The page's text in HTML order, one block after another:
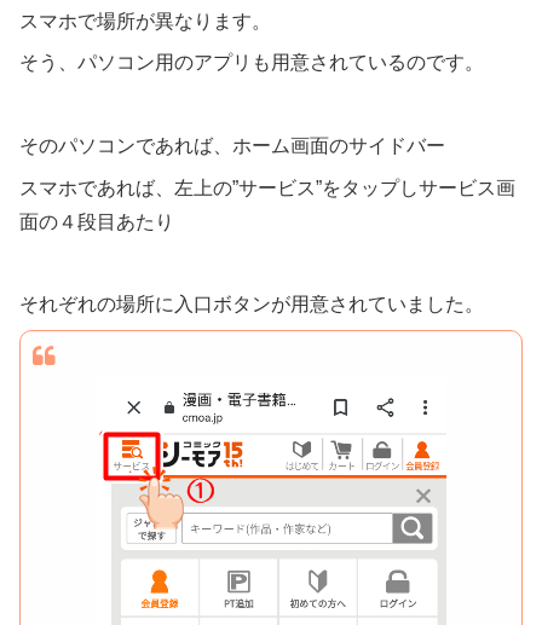
スマホで場所が異なります。
そう、パソコン用のアプリも用意されているのです。
そのパソコンであれば、ホーム画面のサイドバー
スマホであれば、左上の”サービス”をタップしサービス画
面の４段目あたり
それぞれの場所に入口ボタンが用意されていました。